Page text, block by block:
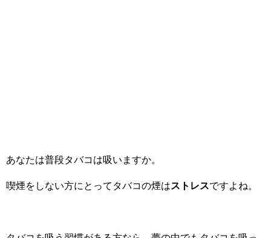
あなたは普段タバコは吸いますか。
喫煙をしない方にとってタバコの煙はストレスですよね。